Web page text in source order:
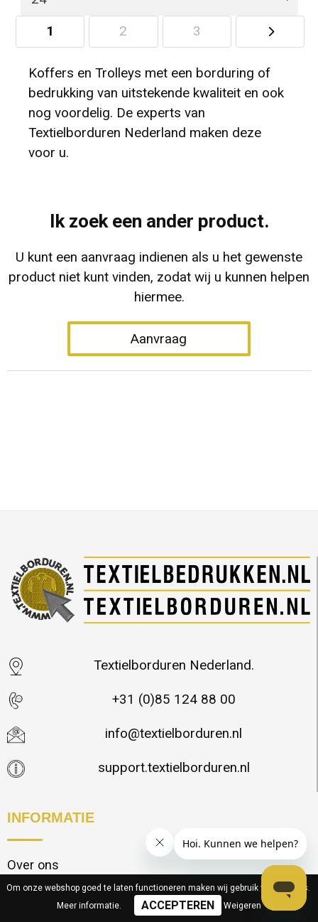
1 2 3
Koffers en Trolleys met een borduring of
bedrukking van uitstekende kwaliteit en ook
nog voordelig. De experts van
Textielborduren Nederland maken deze
voor u.
Ik zoek een ander product.
U kunt een aanvraag indienen als u het gewenste
product niet kunt vinden, zodat wij u kunnen helpen
hiermee.
Aanvraag
Textielborduren Nederland.
+31 (0)85 124 88 00
info@textielborduren.nl
support.textielborduren.nl
INFORMATIE
Over ons
Nieuwsbrief
Om onze webshop goed te laten functioneren maken wij gebruik van cookies.
Meer informatie
Weigeren